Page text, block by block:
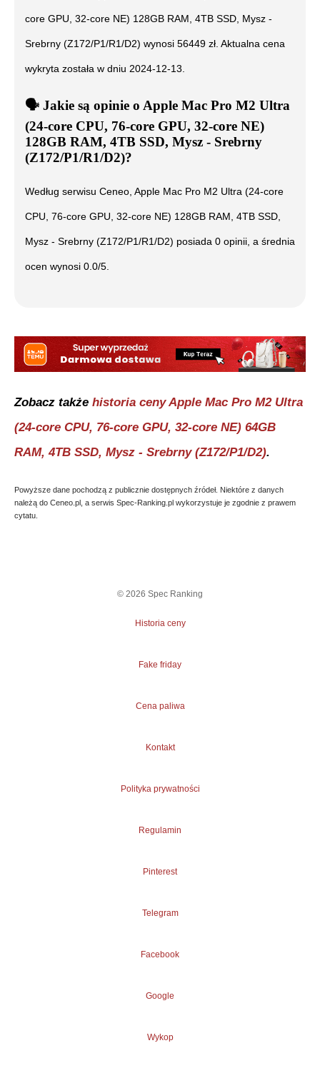
core GPU, 32-core NE) 128GB RAM, 4TB SSD, Mysz -
Srebrny (Z172/P1/R1/D2) wynosi 56449 zł. Aktualna cena
wykryta została w dniu 2024-12-13
🗣️ ️ Jakie są opinie o Apple Mac Pro M2 Ultra
(24-core CPU, 76-core GPU, 32-core NE)
128GB RAM, 4TB SSD, Mysz - Srebrny
(Z172/P1/R1/D2)?
Według serwisu Ceneo, Apple Mac Pro M2 Ultra (24-core
CPU, 76-core GPU, 32-core NE) 128GB RAM, 4TB SSD,
Mysz - Srebrny (Z172/P1/R1/D2) posiada 0 opinii, a średnia
ocen wynosi 0.0/5.
Zobacz także historia cenyApple Mac Pro M2 Ultra
(24-core CPU, 76-core GPU, 32-core NE) 64GB
RAM, 4TB SSD, Mysz - Srebrny (Z172/P1/D2).
Powyższe dane pochodzą z publicznie dostępnych źródeł. Niektóre z danych
należą do Ceneo.pl, a serwis Spec-Ranking.pl wykorzystuje je zgodnie z prawem
cytatu.
© 2026 Spec Ranking
Historia ceny
Fake friday
Cena paliwa
Kontakt
Polityka prywatności
Regulamin
Pinterest
Telegram
Facebook
Google
Wykop